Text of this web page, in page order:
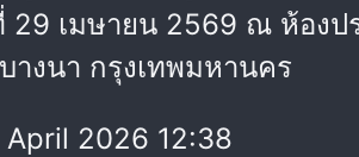
29 เมษายน 2569 ณ ห้องป
างนา กรุงเทพมหานคร
2026 12:38